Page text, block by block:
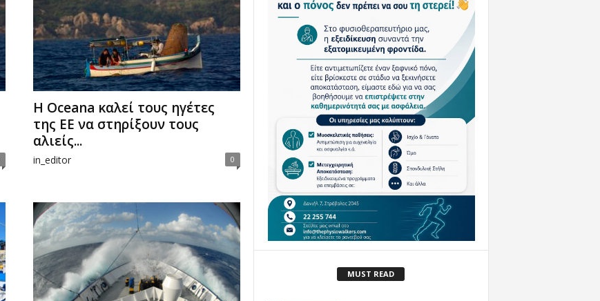
Η Oceana καλεί τους ηγέτες
της ΕΕ να στηρίξουν τους
αλιείς...
in_editor 0
MUST READ